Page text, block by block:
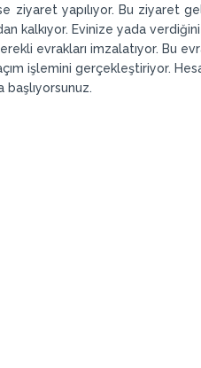
ziyaret yapılıyor. Bu ziyaret
kalkıyor. Evinize yada
evrakları imzalatıyor. Bu
işlemini gerçekleştiriyor.
başlıyorsunuz.